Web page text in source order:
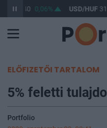
363,40 0,06% USD/HUF
ELŐFIZETŐI TARTALOM
5% feletti
Portfolio